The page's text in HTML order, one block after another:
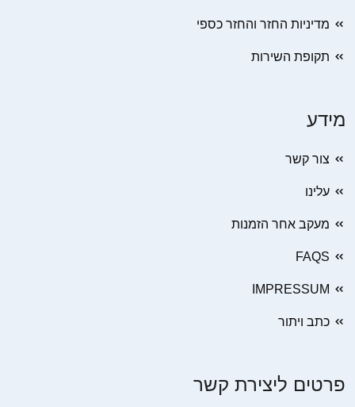
מדיניות החזר והחזר כספי
תקופת השירות
מידע
צור קשר
עלינו
מעקב אחר הזמנות
FAQS
IMPRESSUM
כתב ויתור
פרטים ליצירת קשר